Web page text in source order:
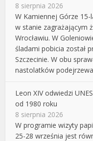
8 sierpnia 2026
W Kamiennej Górze
w stanie zagrażającym
Wrocławiu. W
śladami pobicia został
Szczecinie. W obu
nastolatków
Leon XIV odwiedzi
od 1980 roku
8 sierpnia 2026
W programie wizyty
25-28 września jest